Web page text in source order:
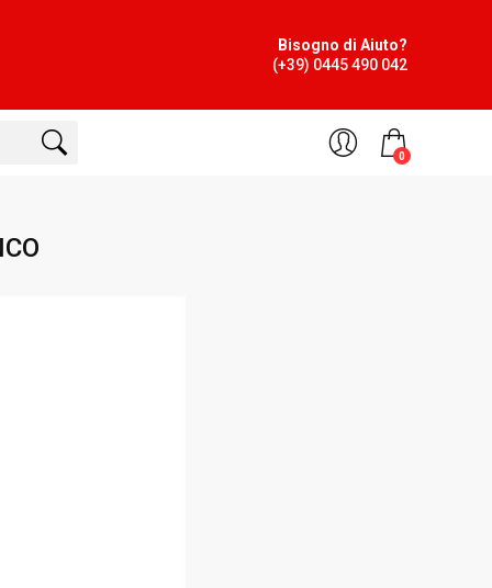
Bisogno di Aiuto?
(+39) 0445 490 042
0